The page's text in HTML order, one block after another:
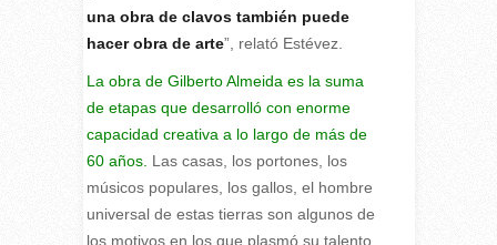
una obra de clavos también puede
hacer obra de arte”, relató Estévez.
La obra de Gilberto Almeida es la suma
de etapas que desarrolló con enorme
capacidad creativa a lo largo de más de
60 años. Las casas, los portones, los
músicos populares, los gallos, el hombre
universal de estas tierras son algunos de
los motivos en los que plasmó su talento.